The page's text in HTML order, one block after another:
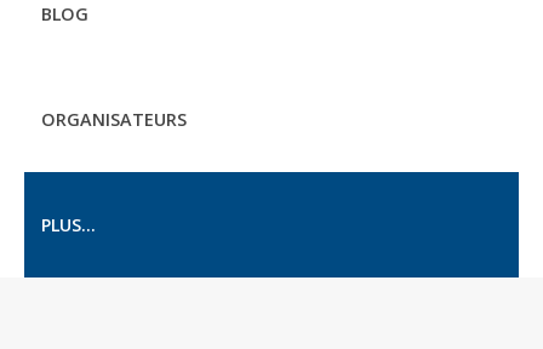
BLOG
ORGANISATEURS
PLUS...